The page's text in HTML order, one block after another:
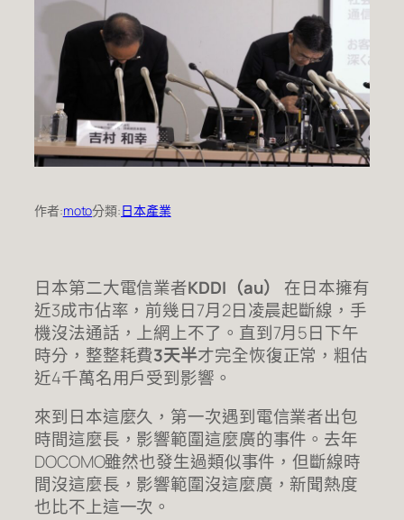
作者:moto分類:日本產業
日本第二大電信業者KDDI（au）
在日本擁有
近3成市佔率，前幾日7月2日凌晨起斷線，手
機沒法通話，上網上不了。直到7月5日下午
時分，整整耗費3天半才完全恢復正常，粗估
近4千萬名用戶受到影響。
來到日本這麼久，第一次遇到電信業者出包
時間這麼長，影響範圍這麼廣的事件。去年
DOCOMO雖然也發生過類似事件，但斷線時
間沒這麼長，影響範圍沒這麼廣，新聞熱度
也比不上這一次。